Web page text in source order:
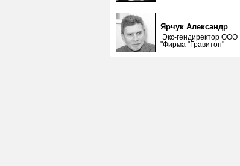
Ярчук Александр
Экс-гендиректор ООО
"Фирма "Гравитон"